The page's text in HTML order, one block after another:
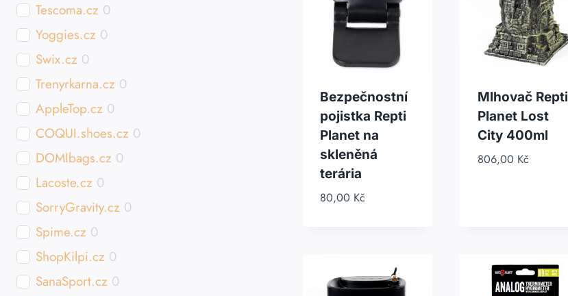
Bezpečnostní
pojistka Repti
Planet na
skleněná
terária
80,00 Kč
Mlhovač Repti
Planet Lost
City 400ml
806,00 Kč
Tescoma.cz 0
Yoggies.cz 0
Swix.cz 0
Trenyrkarna.cz 0
AppleTop.cz 0
COQUI.shoes.cz 0
DOMIbags.cz 0
Lacoste.cz 0
SorryGravity.cz 0
Spime.cz 0
ShopKilpi.cz 0
SanaSport.cz 0